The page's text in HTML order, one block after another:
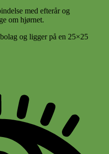
med efterår og
om hjørnet.
og ligger på en 25×25